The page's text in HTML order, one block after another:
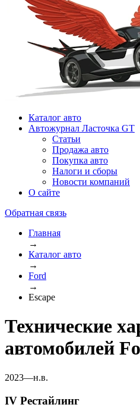
Каталог авто
Автожурнал Ласточка GT
Статьи
Продажа авто
Покупка авто
Налоги и сборы
Новости компаний
О сайте
Обратная связь
Главная
→
Каталог авто
→
Ford
→
Escape
Технические
автомобилей
2023—н.в.
IV Рестайлинг